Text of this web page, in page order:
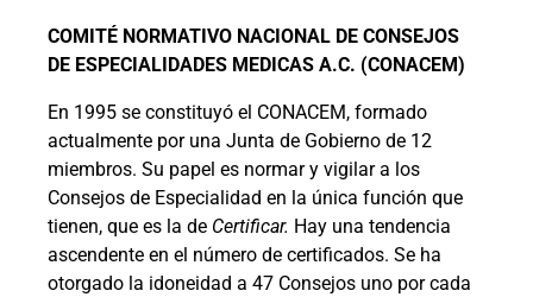
COMITÉ NORMATIVO NACIONAL DE CONSEJOS
DE ESPECIALIDADES MEDICAS A.C. (CONACEM)
En 1995 se constituyó el CONACEM, formado
actualmente por una Junta de Gobierno de 12
miembros. Su papel es normar y vigilar a los
Consejos de Especialidad en la única función que
tienen, que es la de Certificar. Hay una tendencia
ascendente en el número de certificados. Se ha
otorgado la idoneidad a 47 Consejos uno por cada